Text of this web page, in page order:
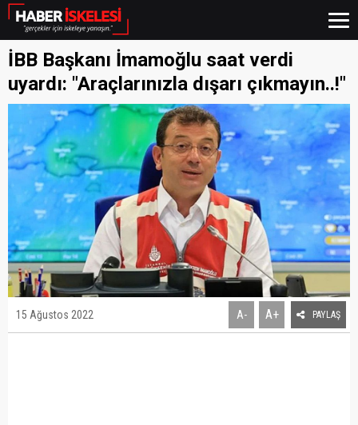
İBB Başkanı İmamoğlu saat verdi
uyardı: "Araçlarınızla dışarı çıkmayın..!"
15 Ağustos 2022 A- A+ PAYLAŞ